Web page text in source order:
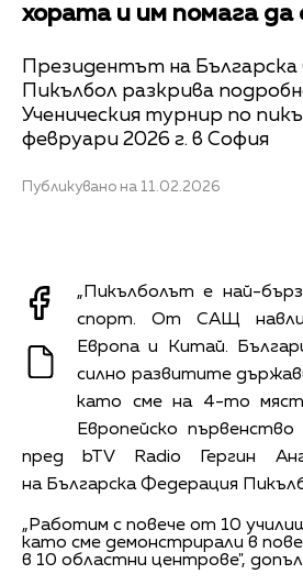
хората и им помага
Президентът на
Пикълбол разкрива
Ученическия турнир по
февруари 2026 г. в София
Публикувано на 11.02.2026
„Пикълболът е най-
спорт. От САЩ
Европа и Китай.
силно развитите
като сме на 4-то
Европейско първенство
пред bTV Radio Гергин
на Българска Федерация
„Работим с повече от 10
като сме демонстрирали в
в 10 областни центрове",